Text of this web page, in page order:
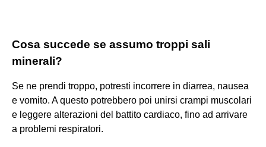
Cosa succede se assumo troppi sali
minerali?
Se ne prendi troppo, potresti incorrere in diarrea, nausea
e vomito. A questo potrebbero poi unirsi crampi muscolari
e leggere alterazioni del battito cardiaco, fino ad arrivare
a problemi respiratori.